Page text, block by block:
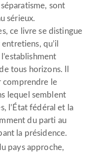
sont
sérieux.
ce livre se distingue
qu’il
tous horizons. Il
comprendre le
lequel semblent
l’État fédéral et la
du parti au
la présidence.
pays approche,